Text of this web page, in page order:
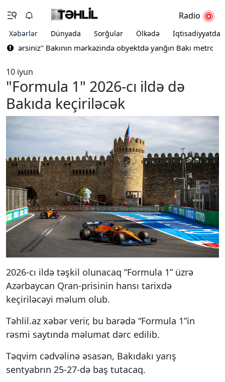
Radio
Xəbərlər Dünyada Sorğular Ölkədə İqtisadiyyatda
Bakının mərkəzində obyektdə yanğınBakı metrosu
10 iyun
"Formula 1" 2026-cı ildə də
Bakıda keçiriləcək
2026-cı ildə təşkil olunacaq “Formula 1” üzrə
Azərbaycan Qran-prisinin hansı tarixdə
keçiriləcəyi məlum olub.
Təhlil.az xəbər verir, bu barədə “Formula 1”in
rəsmi saytında məlumat dərc edilib.
Təqvim cədvəlinə əsasən, Bakıdakı yarış
sentyabrın 25-27-də baş tutacaq.